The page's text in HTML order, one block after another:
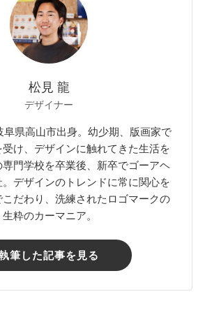
松見 龍
デザイナー
阜県高山市出身。幼少期、版画家で
け、デザインに触れてきた生活を
門学校を卒業後、新卒でゴーアヘ
デザインのトレンドに常に関心を
だわり、洗練されたロゴマークの
粋のカーマニア。
筆した記事を見る